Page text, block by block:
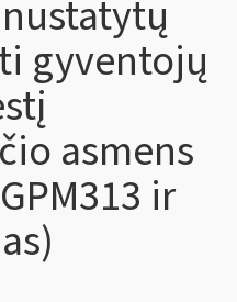
gyventojų
asmens
ir